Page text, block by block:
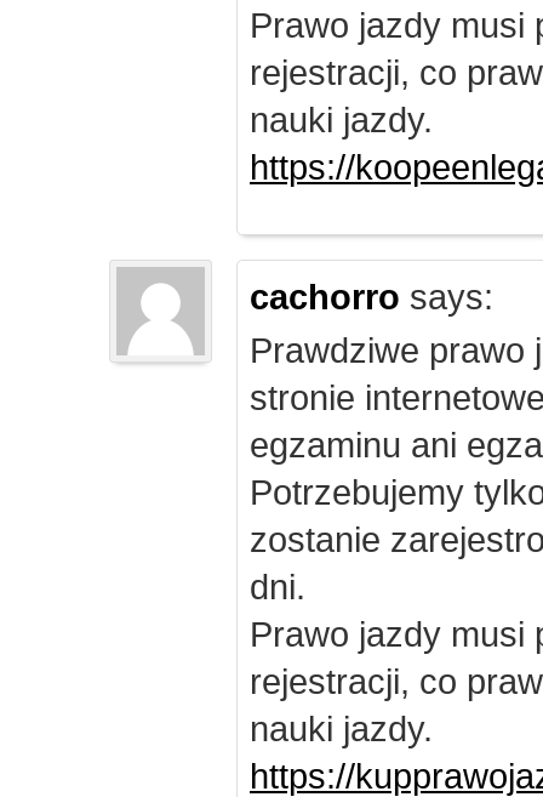
Prawo jazdy musi
rejestracji, co
nauki jazdy.
https://
cachorro says:
Prawdziwe prawo
stronie
egzaminu ani
Potrzebujemy
zostanie
dni.
Prawo jazdy musi
rejestracji, co
nauki jazdy.
https://